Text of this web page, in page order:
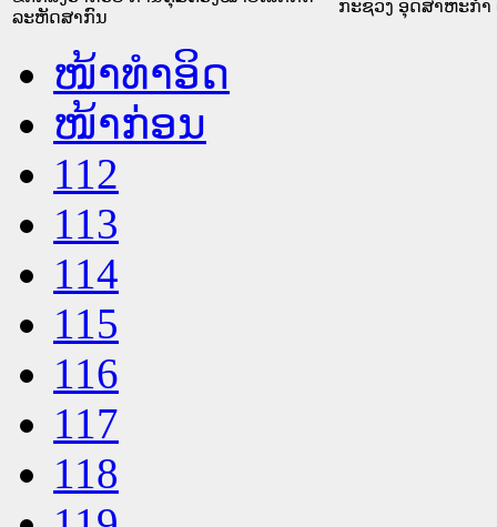
ລະຫັດສາກົນ
ກະຊວງ ອຸດສາຫະກຳ
ໜ້າທໍາອິດ
ໜ້າກ່ອນ
112
113
114
115
116
117
118